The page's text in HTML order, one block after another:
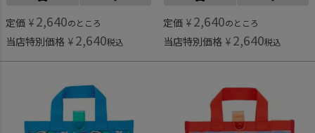
定価 ¥ 2,640のところ
当店特別価格 ¥ 2,640税込
定価 ¥ 2,640のところ
当店特別価格 ¥ 2,640税込